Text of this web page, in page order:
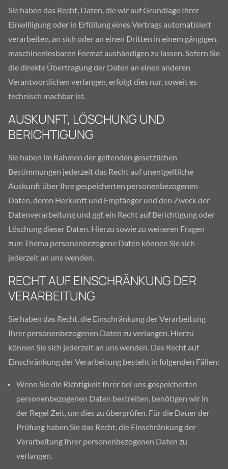
Sie haben das Recht, Daten, die wir auf Grundlage Ihrer
Einwilligung oder in Erfüllung eines Vertrags automatisiert
verarbeiten, an sich oder an einen Dritten in einem gängigen,
maschinenlesbaren Format aushändigen zu lassen. Sofern Sie
die direkte Übertragung der Daten an einen anderen
Verantwortlichen verlangen, erfolgt dies nur, soweit es
technisch machbar ist.
AUSKUNFT, LÖSCHUNG UND
BERICHTIGUNG
Sie haben im Rahmen der geltenden gesetzlichen
Bestimmungen jederzeit das Recht auf unentgeltliche
Auskunft über Ihre gespeicherten personenbezogenen
Daten, deren Herkunft und Empfänger und den Zweck der
Datenverarbeitung und ggf. ein Recht auf Berichtigung oder
Löschung dieser Daten. Hierzu sowie zu weiteren Fragen
zum Thema personenbezogene Daten können Sie sich
jederzeit an uns wenden.
RECHT AUF EINSCHRÄNKUNG DER
VERARBEITUNG
Sie haben das Recht, die Einschränkung der Verarbeitung
Ihrer personenbezogenen Daten zu verlangen. Hierzu
können Sie sich jederzeit an uns wenden. Das Recht auf
Einschränkung der Verarbeitung besteht in folgenden Fällen:
Wenn Sie die Richtigkeit Ihrer bei uns gespeicherten
personenbezogenen Daten bestreiten, benötigen wir in
der Regel Zeit, um dies zu überprüfen. Für die Dauer der
Prüfung haben Sie das Recht, die Einschränkung der
Verarbeitung Ihrer personenbezogenen Daten zu
verlangen.